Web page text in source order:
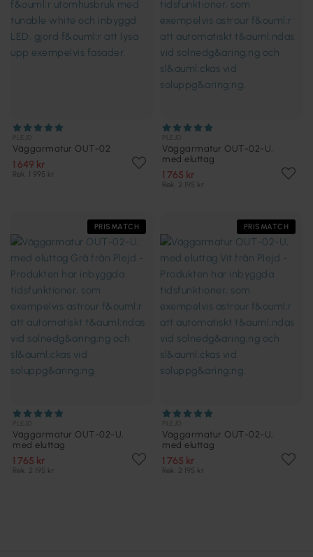
Väggarmatur OUT-02
1 649 kr
Rek. 1 995 kr
Väggarmatur OUT-02-U,
med eluttag
1 765 kr
Rek. 2 195 kr
PRISMATCH
Väggarmatur OUT-02-U,
med eluttag
1 765 kr
Rek. 2 195 kr
PRISMATCH
Väggarmatur OUT-02-U,
med eluttag
1 765 kr
Rek. 2 195 kr